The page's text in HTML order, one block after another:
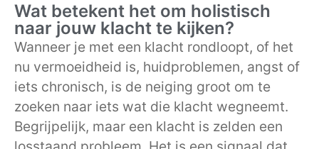
Wat betekent het om holistisch
naar jouw klacht te kijken?
Wanneer je met een klacht rondloopt, of het
nu vermoeidheid is, huidproblemen, angst of
iets chronisch, is de neiging groot om te
zoeken naar iets wat die klacht wegneemt.
Begrijpelijk, maar een klacht is zelden een